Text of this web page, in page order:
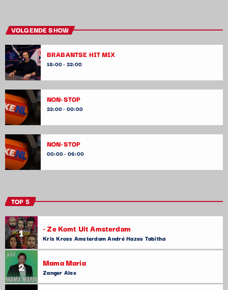
VOLGENDE SHOW
BRABANTSE HIT MIX
18:00 - 22:00
NON-STOP
22:00 - 00:00
NON-STOP
00:00 - 06:00
TOP 5
1 - Ze Komt Uit Amsterdam
Kris Kross Amsterdam André Hazes Tabitha
2 Mama Maria
Zanger Alex